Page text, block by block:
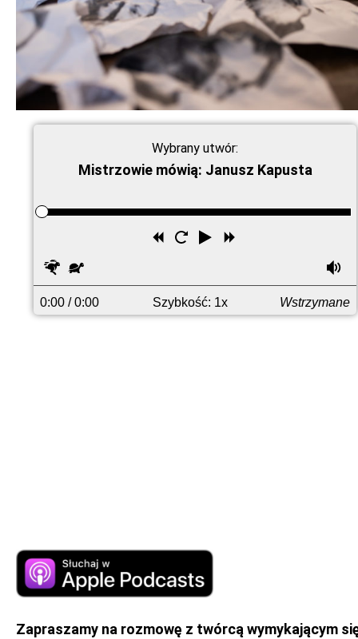
Wybrany utwór:
Mistrzowie mówią: Janusz Kapusta
Odtwórz
Uruchom
Przewiń
przodu
Szybciej
0:00 / 0:00 Szybkość: 1x Wstrzymane
Zapraszamy na rozmowę z twórcą wymykającym